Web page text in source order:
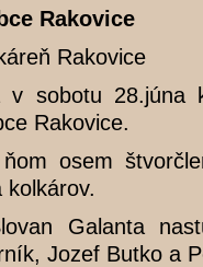
Rakovice
Rakovice
v sobotu 28.júna
Rakovice.
osem
kolkárov.
Galanta
Jozef Butko a